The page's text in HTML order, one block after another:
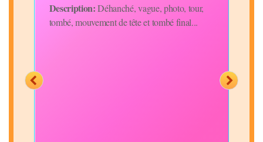
Description:Déhanché, vague, photo, tour,
tombé, mouvement de tête et tombé final...